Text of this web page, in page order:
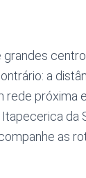
a
próxima
da
as